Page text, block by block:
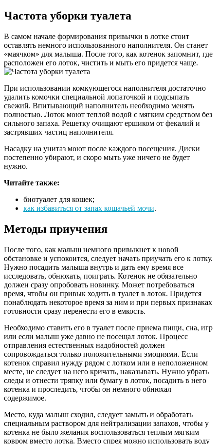
Частота уборки туалета
В самом начале формирования привычки в лотке стоит
оставлять немного использованного наполнителя. Он станет
«маячком» для малыша. После того, как котенок запомнит, где
расположен его лоток, чистить и мыть его придется чаще.
При использовании комкующегося наполнителя достаточно
удалить комочки специальной лопаточкой и подсыпать
свежий. Впитывающий наполнитель необходимо менять
полностью. Лоток моют теплой водой с мягким средством без
сильного запаха. Решетку очищают ершиком от фекалий и
застрявших частиц наполнителя.
Насадку на унитаз моют после каждого посещения. Диски
постепенно убирают, и скоро мыть уже ничего не будет
нужно.
Читайте также:
биотуалет для кошек;
как избавиться от запах кошачьей мочи.
Методы приучения
После того, как малыш немного привыкнет к новой
обстановке и успокоится, следует начать приучать его к лотку.
Нужно посадить малыша внутрь и дать ему время все
исследовать, обнюхать, поиграть. Котенок не обязательно
должен сразу опробовать новинку. Может потребоваться
время, чтобы он привык ходить в туалет в лоток. Придется
понаблюдать некоторое время за ним и при первых признаках
готовности сразу перенести его в емкость.
Необходимо ставить его в туалет после приема пищи, сна, игр
или если малыш уже давно не посещал лоток. Процесс
отправления естественных надобностей должен
сопровождаться только положительными эмоциями. Если
котенок справил нужду рядом с лотком или в неположенном
месте, не следует на него кричать, наказывать. Нужно убрать
следы и отнести тряпку или бумагу в лоток, посадить в него
котенка и проследить, чтобы он немного обнюхал
содержимое.
Место, куда малыш сходил, следует замыть и обработать
специальным раствором для нейтрализации запахов, чтобы у
котенка не было желания воспользоваться теплым мягким
ковром вместо лотка. Вместо спрея можно использовать воду